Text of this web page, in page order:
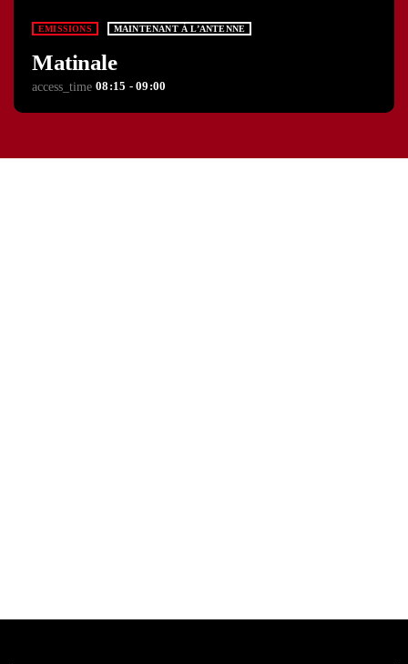
EMISSIONS MAINTENANT À L’ANTENNE
Matinale
access_time 08:15 - 09:00